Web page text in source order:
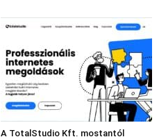
A TotalStudio Kft. mostantól